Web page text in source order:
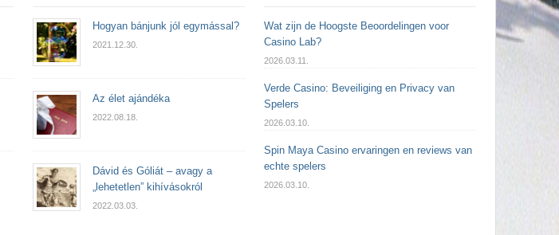
Hogyan bánjunk jól egymással?
2021.12.30.
Az élet ajándéka
2022.08.18.
Dávid és Góliát – avagy a
„lehetetlen” kihívásokról
2022.03.03.
Wat zijn de Hoogste Beoordelingen voor
Casino Lab?
2026.03.11.
Verde Casino: Beveiliging en Privacy van
Spelers
2026.03.10.
Spin Maya Casino ervaringen en reviews van
echte spelers
2026.03.10.